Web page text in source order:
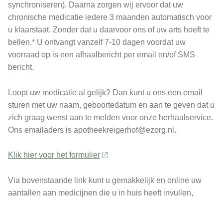
synchroniseren). Daarna zorgen wij ervoor dat uw
chronische medicatie iedere 3 maanden automatisch voor
u klaarstaat. Zonder dat u daarvoor ons of uw arts hoeft te
bellen.* U ontvangt vanzelf 7-10 dagen voordat uw
voorraad op is een afhaalbericht per email en/of SMS
bericht.
Loopt uw medicatie al gelijk? Dan kunt u ons een email
sturen met uw naam, geboortedatum en aan te geven dat u
zich graag wenst aan te melden voor onze herhaalservice.
Ons emailaders is apotheekreigerhof@ezorg.nl.
Klik hier voor het formulier
Via bovenstaande link kunt u gemakkelijk en online uw
aantallen aan medicijnen die u in huis heeft invullen,